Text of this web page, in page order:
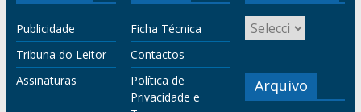
Publicidade
Tribuna do Leitor
Assinaturas
Ficha Técnica
Contactos
Política de
Privacidade e
Arquivo